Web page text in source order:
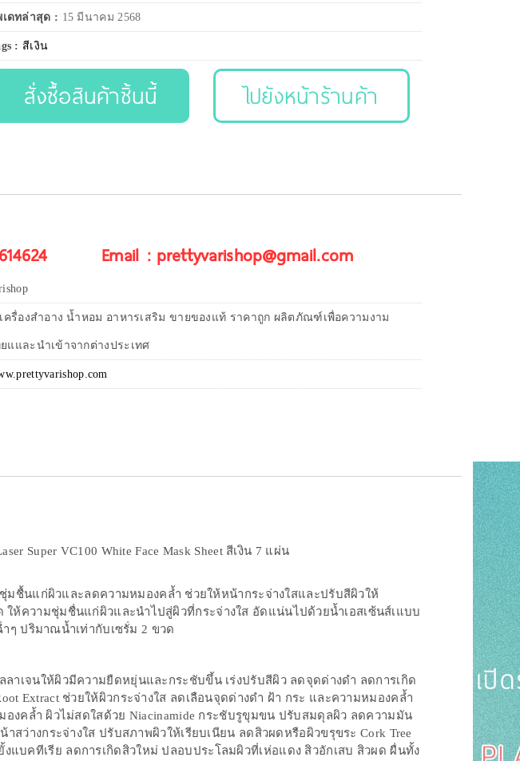
เดทล่าสุด : 15 มีนาคม 2568
: สีเงิน
สั่งซื้อสินค้าชิ้นนี้ ไปยังหน้าร้านค้า
Email : prettyvarishop@gmail.com
ครื่องสำอาง น้ำหอม อาหารเสริม ขายของแท้ ราคาถูก ผลิตภัณฑ์เพื่อความงาม
แและนำเข้าจากต่างประเทศ
Super VC100 White Face Mask Sheet สีเงิน 7 แผ่น
ชื้นแก่ผิวและลดความหมองคล้ำ ช่วยให้หน้ากระจ่างใสและปรับสีผิวให้
ห้ความชุ่มชื่นแก่ผิวและนำไปสู่ผิวที่กระจ่างใส อัดแน่นไปด้วยน้ำเอสเซ้นส์เแบบ
ำๆ ปริมาณน้ำเท่ากับเซรั่ม 2 ขวด
าเจนให้ผิวมีความยืดหยุ่นและกระชับขึ้น เร่งปรับสีผิว ลดจุดด่างดำ ลดการเกิด
Extract ช่วยให้ผิวกระจ่างใส ลดเลือนจุดด่างดำ ฝ้า กระ และความหมองคล้ำ
คล้ำ ผิวไม่สดใสด้วย Niacinamide กระชับรูขุมขน ปรับสมดุลผิว ลดความมัน
สว่างกระจ่างใส ปรับสภาพผิวให้เรียบเนียน ลดสิวผดหรือผิวขรุขระ Cork Tree
ยั้งแบคทีเรีย ลดการเกิดสิวใหม่ ปลอบประโลมผิวที่เห่อแดง สิวอักเสบ สิวผด ผื่นทั้ง